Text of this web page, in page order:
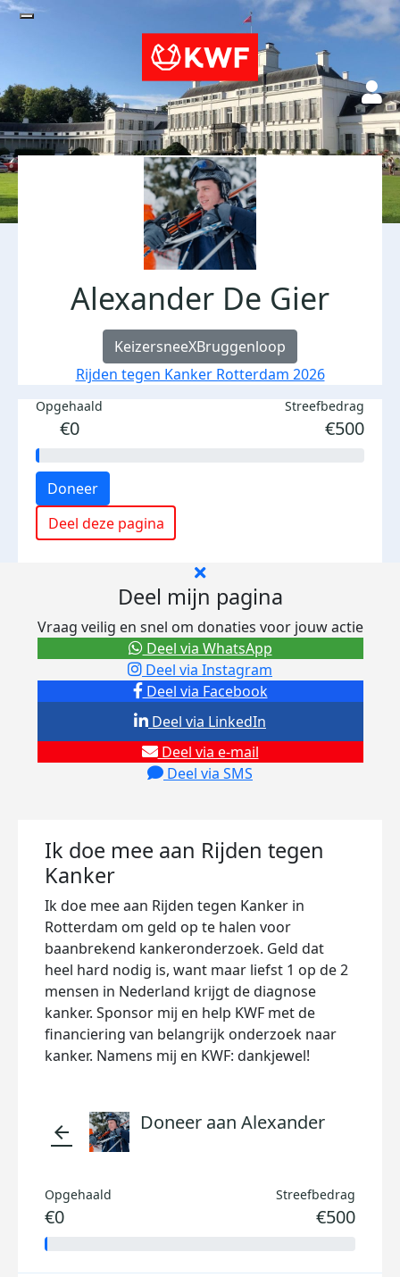
Alexander De Gier
KeizersneeXBruggenloop
Rijden tegen Kanker Rotterdam 2026
Opgehaald
€0
Streefbedrag
€500
Doneer
Deel deze pagina
Deel mijn pagina
Vraag veilig en snel om donaties voor jouw actie
Deel via Facebook
Deel via Instagram
Deel via e-mail
Deel via SMS
Deel via LinkedIn
Deel via WhatsApp
Ik doe mee aan Rijden tegen
Kanker
Ik doe mee aan Rijden tegen Kanker in
Rotterdam om geld op te halen voor
baanbrekend kankeronderzoek. Geld dat
heel hard nodig is, want maar liefst 1 op de 2
mensen in Nederland krijgt de diagnose
kanker. Sponsor mij en help KWF met de
financiering van belangrijk onderzoek naar
kanker. Namens mij en KWF: dankjewel!
arrow_back Doneer aan Alexander
Opgehaald
€0
Streefbedrag
€500